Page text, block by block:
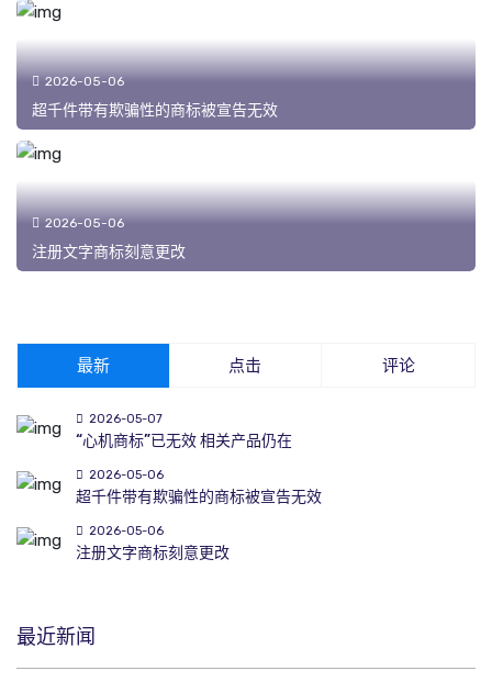
2026-05-06
超千件带有欺骗性的商标被宣告无效
2026-05-06
注册文字商标刻意更改
最新 点击 评论
2026-05-07
“心机商标”已无效 相关产品仍在
2026-05-06
超千件带有欺骗性的商标被宣告无效
2026-05-06
注册文字商标刻意更改
最近新闻